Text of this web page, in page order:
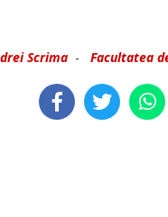
Scrima - Facultatea